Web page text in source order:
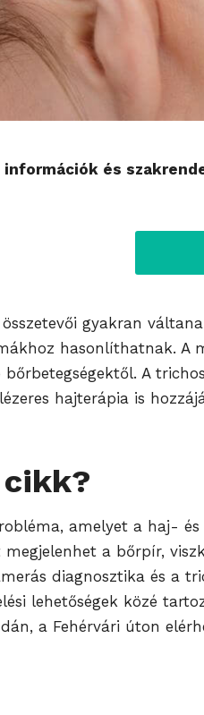
információk és
gyakran
hasonlíthatnak.
A
hajterápia is
cikk?
amelyet a haj-
a bőrpír,
diagnosztika és a
lehetőségek közé
a Fehérvári úton